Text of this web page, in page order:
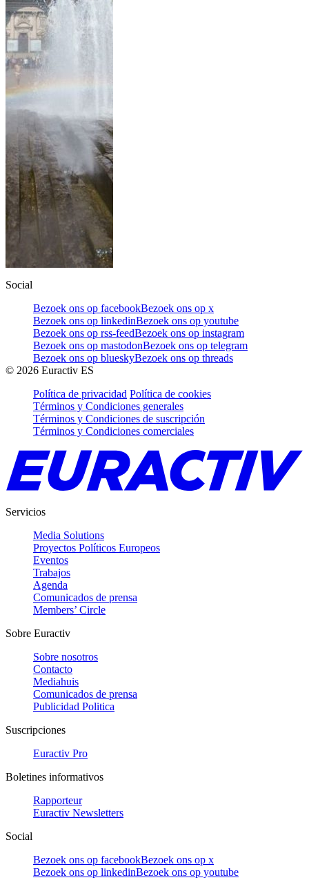
Social
Bezoek ons op facebookBezoek ons op x
Bezoek ons op linkedinBezoek ons op youtube
Bezoek ons op rss-feedBezoek ons op instagram
Bezoek ons op mastodonBezoek ons op telegram
Bezoek ons op blueskyBezoek ons op threads
© 2026 Euractiv ES
Política de privacidad Política de cookies
Términos y Condiciones generales
Términos y Condiciones de suscripción
Términos y Condiciones comerciales
Servicios
Media Solutions
Proyectos Políticos Europeos
Eventos
Trabajos
Agenda
Comunicados de prensa
Members’ Circle
Sobre Euractiv
Sobre nosotros
Contacto
Mediahuis
Comunicados de prensa
Publicidad Politica
Suscripciones
Euractiv Pro
Boletines informativos
Rapporteur
Euractiv Newsletters
Social
Bezoek ons op facebookBezoek ons op x
Bezoek ons op linkedinBezoek ons op youtube